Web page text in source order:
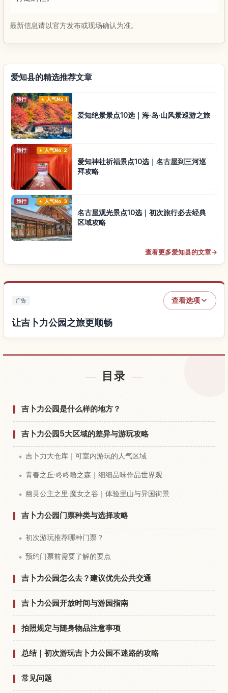
最新信息请以官方发布或现场确认为准。
爱知县的精选推荐文章
旅行 人气No.1
爱知绝景景点10选｜海·岛·山风景巡游之旅
旅行 人气No.2
爱知神社祈福景点10选｜名古屋到三河巡
拜攻略
旅行 人气No.3
名古屋观光景点10选｜初次旅行必去经典
区域攻略
查看更多爱知县的文章→
广告 查看选项
让吉卜力公园之旅更顺畅
目录
吉卜力公园是什么样的地方？
吉卜力公园5大区域的差异与游玩攻略
吉卜力大仓库｜可室内游玩的人气区域
青春之丘·咚咚噜之森｜细细品味作品世界观
幽灵公主之里·魔女之谷｜体验里山与异国街景
吉卜力公园门票种类与选择攻略
初次游玩推荐哪种门票？
预约门票前需要了解的要点
吉卜力公园怎么去？建议优先公共交通
吉卜力公园开放时间与游园指南
拍照规定与随身物品注意事项
总结｜初次游玩吉卜力公园不迷路的攻略
常见问题